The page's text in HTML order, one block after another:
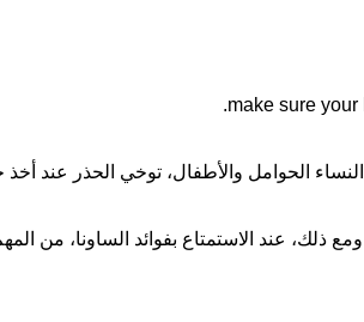
الحوامل والأطفال، توخي الحذر عند أخذ
عند الاستمتاع بفوائد الساونا، من المهم